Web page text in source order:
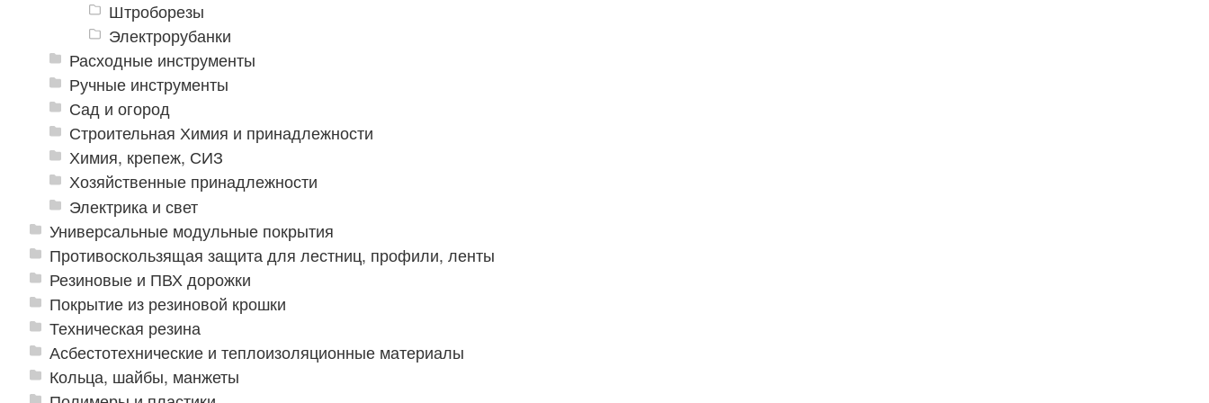
Штроборезы
Электрорубанки
Расходные инструменты
Ручные инструменты
Сад и огород
Строительная Химия и принадлежности
Химия, крепеж, СИЗ
Хозяйственные принадлежности
Электрика и свет
Универсальные модульные покрытия
Противоскользящая защита для лестниц, профили, ленты
Резиновые и ПВХ дорожки
Покрытие из резиновой крошки
Техническая резина
Асбестотехнические и теплоизоляционные материалы
Кольца, шайбы, манжеты